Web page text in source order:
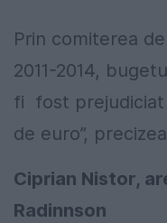
Prin comiterea
2011-2014,
fi fost prejudiciat
de euro”,
Ciprian Nistor,
Radinnson